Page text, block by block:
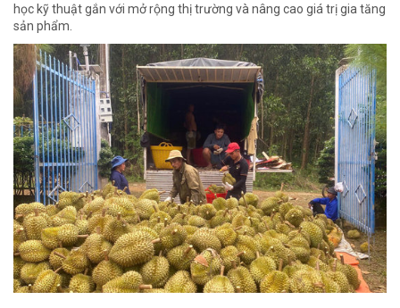
học kỹ thuật gắn với mở rộng thị trường và nâng cao giá trị gia tăng
sản phẩm.